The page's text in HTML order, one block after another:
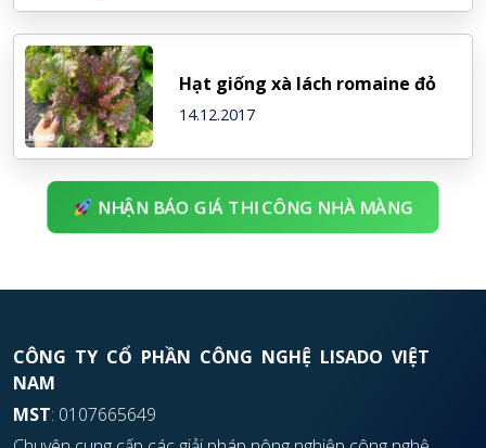
Hạt giống xà lách romaine đỏ
14.12.2017
NHẬN BÁO GIÁ THI CÔNG NHÀ MÀNG
CÔNG TY CỔ PHẦN CÔNG NGHỆ LISADO VIỆT
NAM
MST: 0107665649